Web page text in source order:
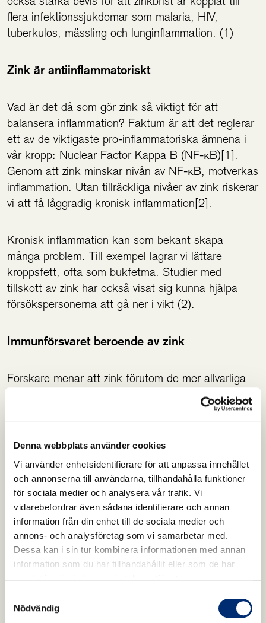
Denna webbplats använder cookies
Vi använder enhetsidentifierare för att anpassa innehållet
och annonserna till användarna, tillhandahålla funktioner
för sociala medier och analysera vår trafik. Vi
vidarebefordrar även sådana identifierare och annan
information från din enhet till de sociala medier och
annons- och analysföretag som vi samarbetar med.
Dessa kan i sin tur kombinera informationen med annan
information som du har tillhandahållit eller som de har
Nödvändig
flera infektionssjukdomar som malaria, HIV,
tuberkulos, mässling och lunginflammation. (1)
Zink är antiinflammatoriskt
Vad är det då som gör zink så viktigt för att
balansera inflammation? Faktum är att det reglerar
ett av de viktigaste pro-inflammatoriska ämnena i
vår kropp: Nuclear Factor Kappa B (NF-κB)[1].
Genom att zink minskar nivån av NF-κB, motverkas
inflammation. Utan tillräckliga nivåer av zink riskerar
vi att få låggradig kronisk inflammation[2].
Kronisk inflammation kan som bekant skapa
många problem. Till exempel lagrar vi lättare
kroppsfett, ofta som bukfetma. Studier med
tillskott av zink har också visat sig kunna hjälpa
försökspersonerna att gå ner i vikt (2).
Immunförsvaret beroende av zink
Forskare menar att zink förutom de mer allvarliga
infektionerna som nämnts tidigare, även har en roll
vid mindre infektioner. Bland annat har zink
förmågan att förkorta tiden en förkylning pågår. En
studie som vägt samman resultat från flera andra
studier slår fast att personer som tagit tillskott av
zink har färre symtom av sin förkylning en vecka
senare än de som fått placebo. Mineralen har
också visat sig kunna förebygga förkylningar[3].
[1] Nour Zahi Gammoh and Lothar Rink*Zinc in
Infection and Inflammation 2017.
[2] Joanna Suliburska et al, Zinc status is
associated with inflammation, oxidative stress, lipid,